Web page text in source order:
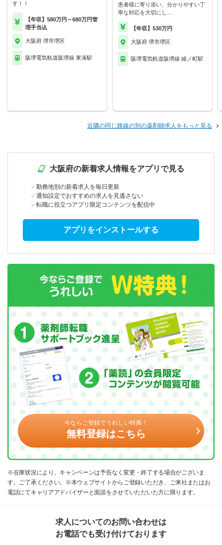
す！！
【年収】580万円～680万円管
理手当込
大阪府 堺市堺区
阪堺電気軌道阪堺線 東湊駅
患者様に寄り添い、分かりやすい丁
寧な対応を大切にし…
【年収】530万円
大阪府 堺市堺区
阪堺電気軌道阪堺線 綾ノ町駅
近隣の同じ路線の別の薬剤師求人をもっと見る
大阪府の新着求人情報をアプリで見る
勤務地別の新着求人を毎日更新
通知設定でおすすめの求人を見逃さない
転職に役立つアプリ限定コンテンツを配信中
アプリをインストールする
今ならご登録でうれしい特典！
無料登録はこちら
※在庫状況により、キャンペーンは予告なく変更・終了する場合がございま
す。ご了承ください。※本ウェブサイトからご登録いただき、ご来社またはお
電話にてキャリアアドバイザーと面談をさせていただいた方に限ります。
求人についてのお問い合わせは
お電話でも受け付けております